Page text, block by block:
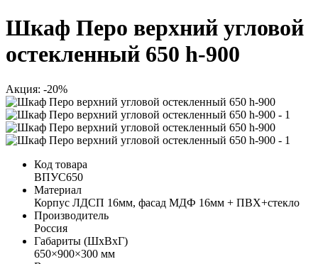
Шкаф Перо верхний угловой
остекленный 650 h-900
Акция: -20%
Код товара
ВПУС650
Материал
Корпус ЛДСП 16мм, фасад МДФ 16мм + ПВХ+стекло
Производитель
Россия
Габариты (ШхВхГ)
650×900×300 мм